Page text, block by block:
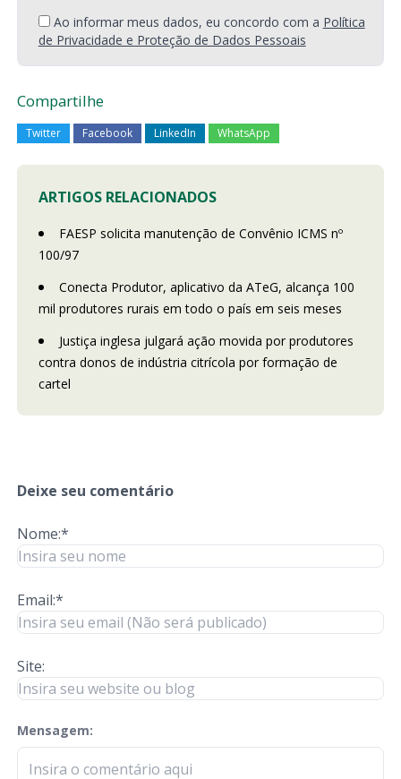
Ao informar meus dados, eu concordo com a Política
de Privacidade e Proteção de Dados Pessoais
Compartilhe
Twitter Facebook LinkedIn WhatsApp
ARTIGOS RELACIONADOS
FAESP solicita manutenção de Convênio ICMS nº
100/97
Conecta Produtor, aplicativo da ATeG, alcança 100
mil produtores rurais em todo o país em seis meses
Justiça inglesa julgará ação movida por produtores
contra donos de indústria citrícola por formação de
cartel
Deixe seu comentário
Nome:*
Email:*
Site:
Mensagem:
check-terms